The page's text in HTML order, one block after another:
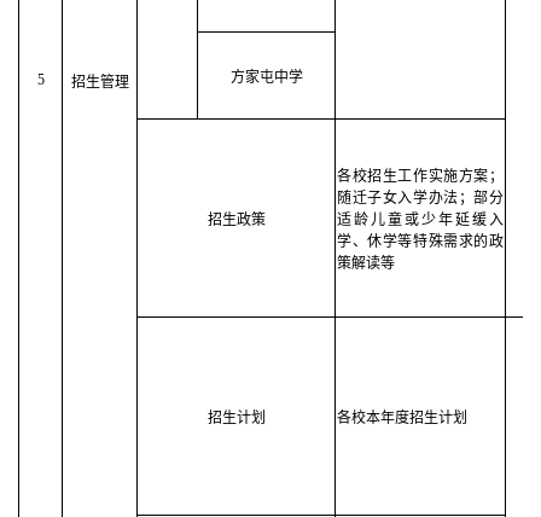
5 招生管理 方家屯中学
招生政策
各校招生工作实施方案；
随迁子女入学办法；部分
适龄儿童或少年延缓入
学、休学等特殊需求的政
策解读等
招生计划 各校本年度招生计划